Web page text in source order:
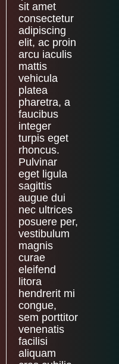
sit amet
consectetur
adipiscing
elit, ac proin
arcu iaculis
mattis
vehicula
platea
pharetra, a
faucibus
integer
turpis eget
rhoncus.
Pulvinar
eget ligula
sagittis
augue dui
nec ultrices
posuere per,
vestibulum
magnis
curae
eleifend
litora
hendrerit mi
congue,
sem porttitor
venenatis
facilisi
aliquam